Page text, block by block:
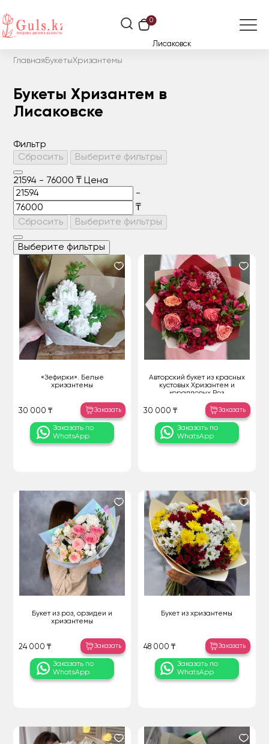
0
Лисаковск
Главная БукетыХризантемы
Букеты Хризантем в
Лисаковске
Фильтр
Сбросить
Выберите фильтры
21594 - 76000 ₸ Цена
-
₸
Сбросить
Выберите фильтры
Выберите фильтры
«Зефирки». Белые
хризантемы
30 000 ₸ Заказать
Заказать по
WhatsApp
Авторский букет из красных
кустовых Хризантем и
коралловых Роз
30 000 ₸ Заказать
Заказать по
WhatsApp
Букет из роз, орзидеи и
хризантемы
24 000 ₸ Заказать
Заказать по
WhatsApp
Букет из хризантемы
48 000 ₸ Заказать
Заказать по
WhatsApp